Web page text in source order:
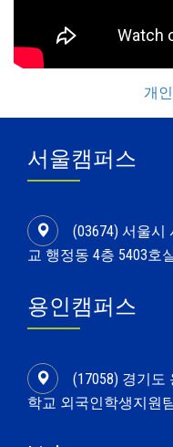
개
서울캠퍼스
(03674) 서울
교 행정동 4층 5403호
용인캠퍼스
(17058) 경기도
학교 외국인학생지원